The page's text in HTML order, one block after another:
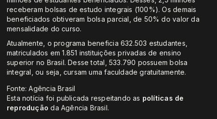
receberam bolsas de estudo integrais (100%). Os demais
beneficiados obtiveram bolsa parcial, de 50% do valor da
mensalidade do curso.
Atualmente, o programa beneficia 632.503 estudantes,
matriculados em 1.851 instituições privadas de ensino
superior no Brasil. Desse total, 533.790 possuem bolsa
integral, ou seja, cursam uma faculdade gratuitamente.
Fonte: Agência Brasil
Esta notícia foi publicada respeitando as políticas de
reprodução da Agência Brasil.